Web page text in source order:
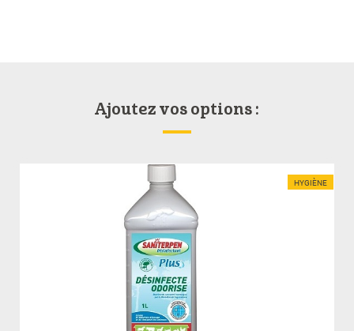
Ajoutez vos options :
HYGIÈNE